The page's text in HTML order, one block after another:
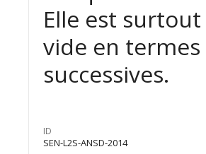
Elle est
vide en
successives.
ID
SEN-L2S-ANSD-2014